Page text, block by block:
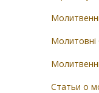
Молитовні
Статьи о